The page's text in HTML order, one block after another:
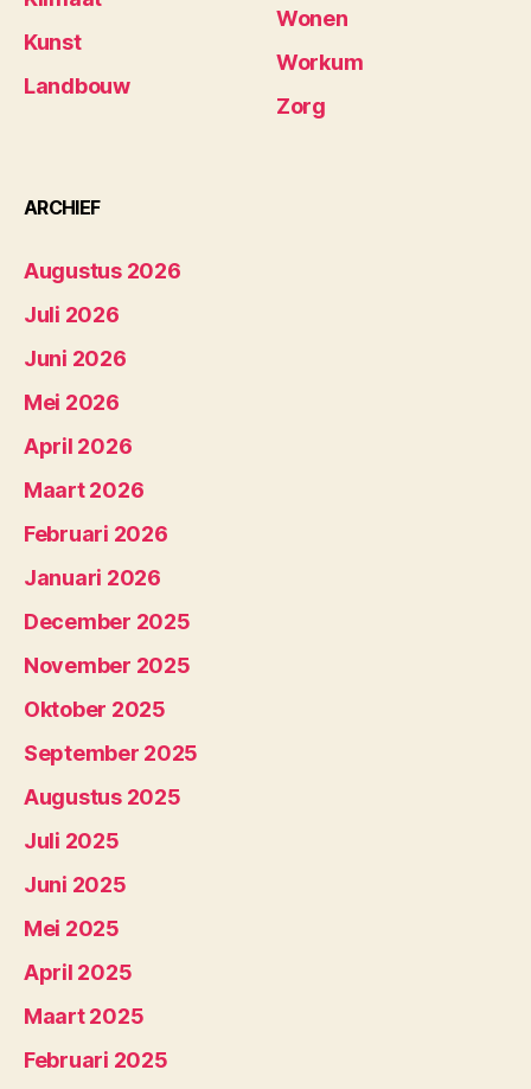
Kunst
Landbouw
Wonen
Workum
Zorg
ARCHIEF
Augustus 2026
Juli 2026
Juni 2026
Mei 2026
April 2026
Maart 2026
Februari 2026
Januari 2026
December 2025
November 2025
Oktober 2025
September 2025
Augustus 2025
Juli 2025
Juni 2025
Mei 2025
April 2025
Maart 2025
Februari 2025